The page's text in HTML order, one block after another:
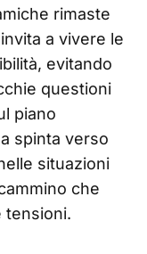
rimaste
a vivere le
evitando
questioni
piano
spinta verso
situazioni
che
tensioni.